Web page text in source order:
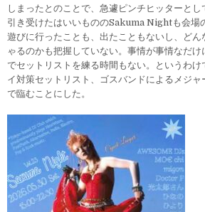
しまったとのことで、急遽ピンチヒッターとし
引き受けたはいいもののSakuma Nightも会場
遊びに行ったことも、出たこともないし、どん
ゃるのかも把握していない。事情が事情なだ
でセットリストを練る時間もない。というわけ
イ対策セットリスト、ゴスバンドによるメジャ
で臨むことにした。